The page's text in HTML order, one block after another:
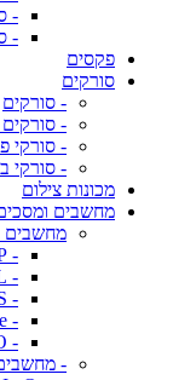
-
-
פקסים
סורקים
- סורקים
- סורקים
- סורקי
- סורקי
מכונות צילום
מחשבים
מחשבים
- HP
- DELL
- ASUS
- Apple
- LENOVO
-